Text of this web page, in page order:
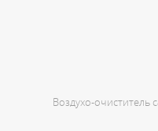
Воздухо-очиститель